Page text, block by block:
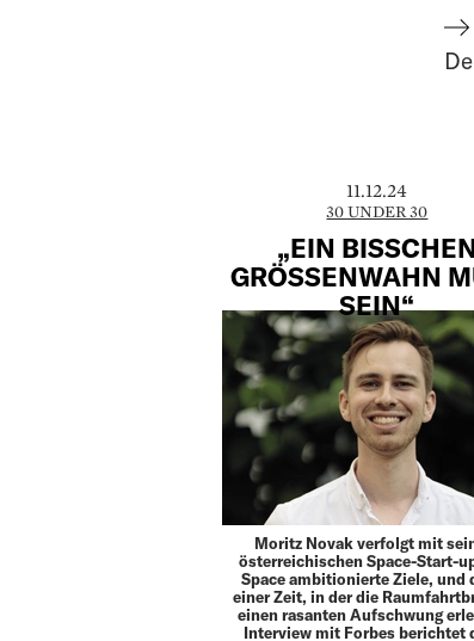
11.12.24
30 UNDER 30
„EIN
GRÖSSENWAHN
SEIN“
Moritz Novak verfolgt mit
österreichischen Space-Start-
Space ambitionierte Ziele, und
einer Zeit, in der die
einen rasanten Aufschwung
Interview mit Forbes berichtet